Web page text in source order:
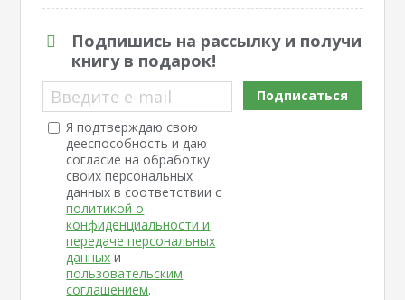
Подпишись на рассылку и получи
книгу в подарок!
Введите e-mail
Я подтверждаю свою
дееспособность и даю
согласие на обработку
своих персональных
данных в соответствии с
политикой о
конфиденциальности и
передаче персональных
данных и
пользовательским
соглашением.
Подписаться